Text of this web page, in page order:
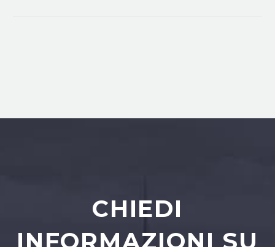
CHIEDI
INFORMAZIONI SU